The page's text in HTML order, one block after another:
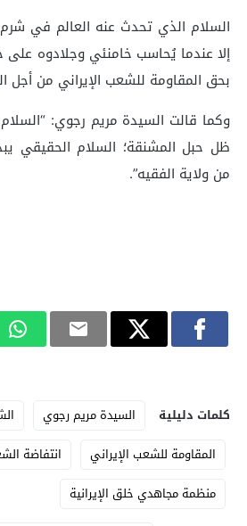
السلام الذي تحدث عنه العالم في
إلا عندما يُحاسب خامنئي وجلادوه على
بحق المقاومة للشعب الإيراني من أجل
وكما قالت السيدة مريم رجوي:
ظل حبل المشنقة؛ السلام الحقيقي
من ولاية الفقيه”.
كلمات دليلية السيدة مريم رجوي
المقاومة للشعب الإيراني
انتفاضة
منظمة مجاهدي خلق الإيرانية